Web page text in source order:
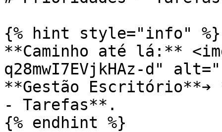
{% hint style="info" %}
**Caminho até lá:**
q28mwI7EVjkHAz-d"
**Gestão Escritório**➔
- Tarefas**.
{% endhint %}